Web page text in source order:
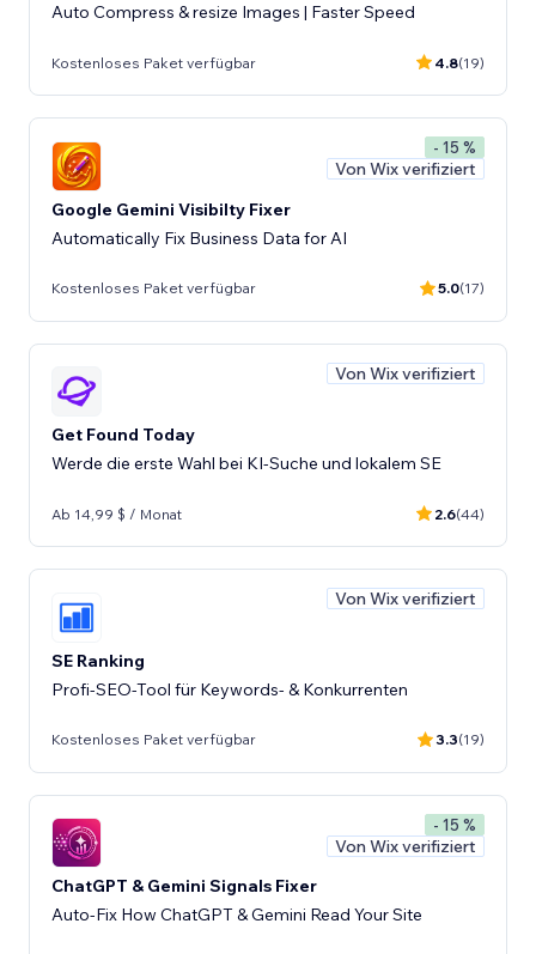
Auto Compress & resize Images | Faster Speed
Kostenloses Paket verfügbar 4.8(19)
- 15 %
Von Wix verifiziert
Google Gemini Visibilty Fixer
Automatically Fix Business Data for AI
Kostenloses Paket verfügbar 5.0(17)
Von Wix verifiziert
Get Found Today
Werde die erste Wahl bei KI-Suche und lokalem SE
Ab 14,99 $ / Monat 2.6(44)
Von Wix verifiziert
SE Ranking
Profi-SEO-Tool für Keywords- & Konkurrenten
Kostenloses Paket verfügbar 3.3(19)
- 15 %
Von Wix verifiziert
ChatGPT & Gemini Signals Fixer
Auto-Fix How ChatGPT & Gemini Read Your Site